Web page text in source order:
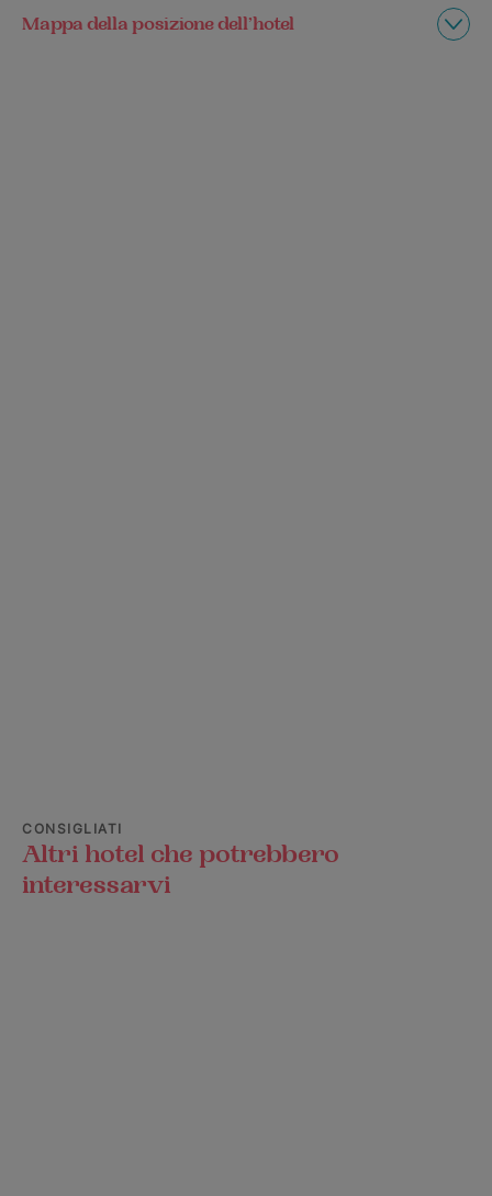
Mappa della posizione dell’hotel
CONSIGLIATI
Altri hotel che potrebbero
interessarvi